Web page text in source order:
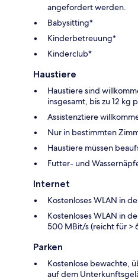
angefordert werden.
Babysitting*
Kinderbetreuung*
Kinderclub*
Haustiere
Haustiere sind
insgesamt, bis zu 12 kg
Assistenztiere
Nur in bestimmten
Haustiere müssen
Futter- und
Internet
Kostenloses WLAN in
Kostenloses WLAN in
500 MBit/s (reicht für >
Parken
Kostenlose bewachte,
auf dem